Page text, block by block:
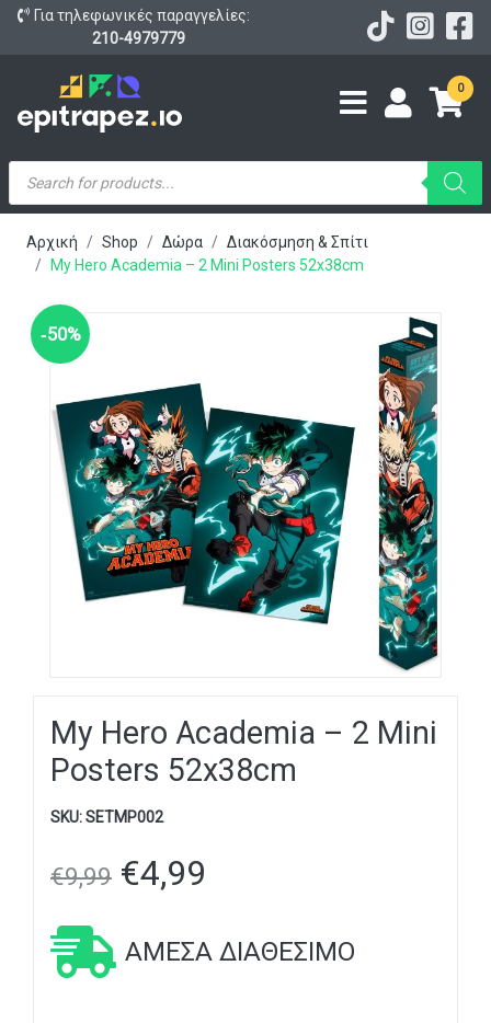
Για τηλεφωνικές παραγγελίες:
210-4979779
0
Products
search
Αρχική Shop Δώρα
Διακόσμηση & Σπίτι
My Hero Academia – 2 Mini Posters 52x38cm
‑50%
My Hero Academia – 2 Mini
Posters 52x38cm
SKU:SETMP002
€9,99 €4,99
ΆΜΕΣΑ ΔΙΑΘΈΣΙΜΟ